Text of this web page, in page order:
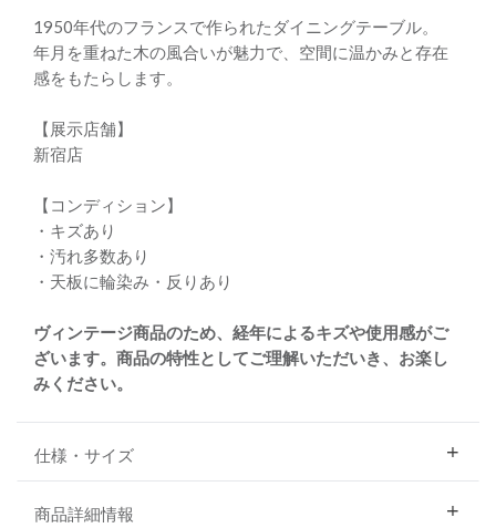
1950年代のフランスで作られたダイニングテーブル。
年月を重ねた木の風合いが魅力で、空間に温かみと存在
感をもたらします。
【展示店舗】
新宿店
【コンディション】
・キズあり
・汚れ多数あり
・天板に輪染み・反りあり
ヴィンテージ商品のため、経年によるキズや使用感がご
ざいます。商品の特性としてご理解いただいき、お楽し
みください。
仕様・サイズ
商品詳細情報